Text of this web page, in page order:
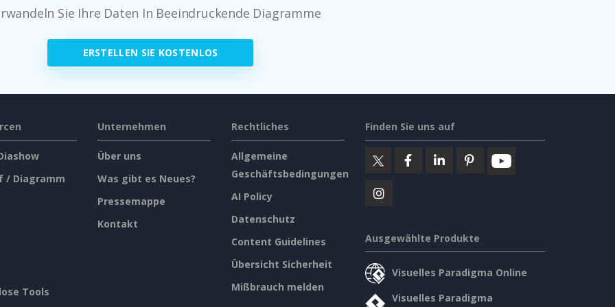
Sie Ihre Daten In Beeindruckende Diagramme
ERSTELLEN SIE KOSTENLOS
/ Diagramm
Tools
Unternehmen
Über uns
Was gibt es Neues?
Pressemappe
Kontakt
Rechtliches
Allgemeine
Geschäftsbedingungen
AI Policy
Datenschutz
Content Guidelines
Übersicht Sicherheit
Mißbrauch melden
Finden Sie uns auf
Ausgewählte Produkte
Visuelles Paradigma Online
Visuelles Paradigma